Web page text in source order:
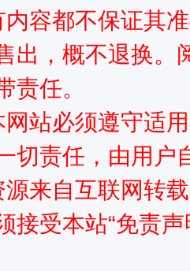
容都不保证其
出，概不退换。
责任。
站必须遵守适
切责任，由用户
来自互联网转
接受本站“免责